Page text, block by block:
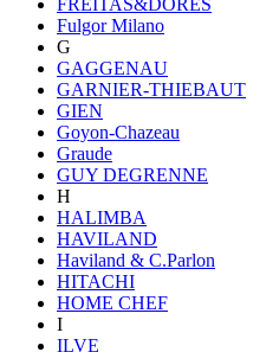
Fulgor Milano
G
GAGGENAU
GARNIER-THIEBAUT
GIEN
Goyon-Chazeau
Graude
GUY DEGRENNE
H
HALIMBA
HAVILAND
Haviland & C.Parlon
HITACHI
HOME CHEF
I
ILVE